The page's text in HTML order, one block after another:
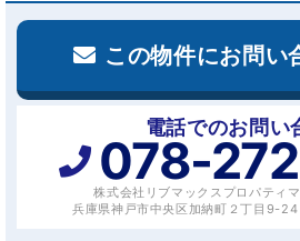
この物件にお問い
電話でのお問い
078-
株式会社リブマックスプロパティ
兵庫県神戸市中央区加納町２丁目9-